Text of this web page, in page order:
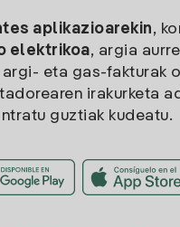
aplikazioarekin,
elektrikoa, argia
eta gas-fakturak
irakurketa
guztiak kudeatu.